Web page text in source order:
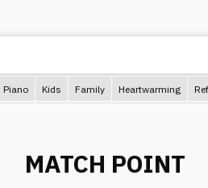
Piano Kids Family Heartwarming
MATCH POINT